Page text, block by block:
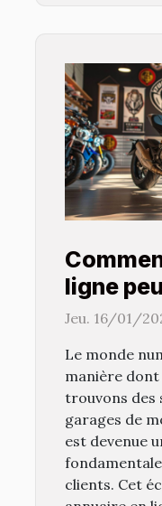
ligne
visibilité
Jeu. 16/01/
Le monde
manière
trouvons des
garages de
est devenue
clients. Cet